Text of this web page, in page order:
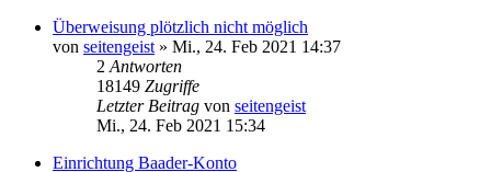
Überweisung plötzlich nicht möglich
von seitengeist » Mi., 24. Feb 2021 14:37
2 Antworten
18149 Zugriffe
Letzter Beitrag von seitengeist
Mi., 24. Feb 2021 15:34
Einrichtung Baader-Konto